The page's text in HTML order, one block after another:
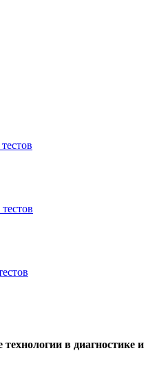
в диагностике и